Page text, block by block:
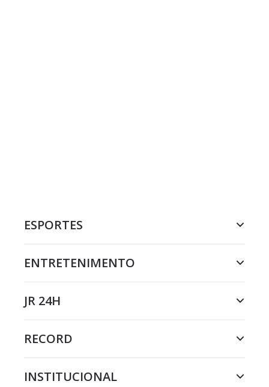
ESPORTES
ENTRETENIMENTO
JR 24H
RECORD
INSTITUCIONAL